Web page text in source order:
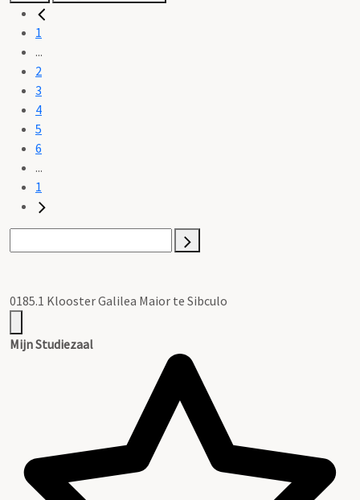
1
...
2
3
4
5
6
...
1
0185.1 Klooster Galilea Maior te Sibculo
Mijn Studiezaal